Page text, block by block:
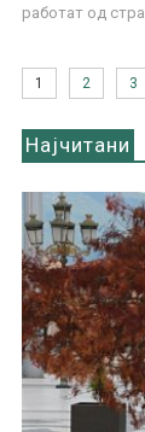
работат од
1 2 3
Најчитани